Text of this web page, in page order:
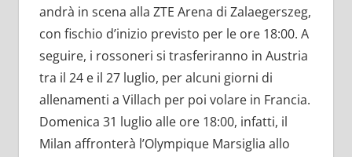
andrà in scena alla ZTE Arena di Zalaegerszeg,
con fischio d’inizio previsto per le ore 18:00. A
seguire, i rossoneri si trasferiranno in Austria
tra il 24 e il 27 luglio, per alcuni giorni di
allenamenti a Villach per poi volare in Francia.
Domenica 31 luglio alle ore 18:00, infatti, il
Milan affronterà l’Olympique Marsiglia allo